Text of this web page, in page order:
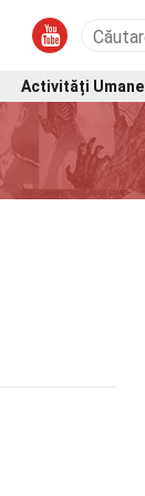
Activități Umane